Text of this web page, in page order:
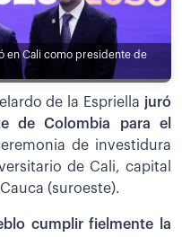
en Cali como presidente de
de la Espriella juró
de Colombia para el
de investidura
de Cali, capital
(suroeste).
cumplir fielmente la